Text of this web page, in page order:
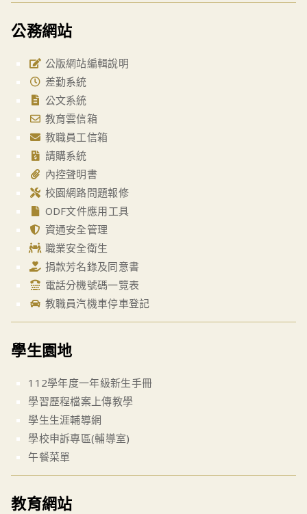
公務網站
公版網站編輯說明
差勤系統
公文系統
教育雲信箱
教職員工信箱
請購系統
內控聲明書
校園網路問題報修
ODF文件應用工具
資通安全管理
職業安全衛生
捐款芳名錄及同意書
電話分機號碼一覽表
教職員汽機車停車登記
學生園地
112學年度一年級新生手冊
學習歷程檔案上傳教學
學生生涯輔導網
學校申訴專區(輔導室)
午餐菜單
教育網站